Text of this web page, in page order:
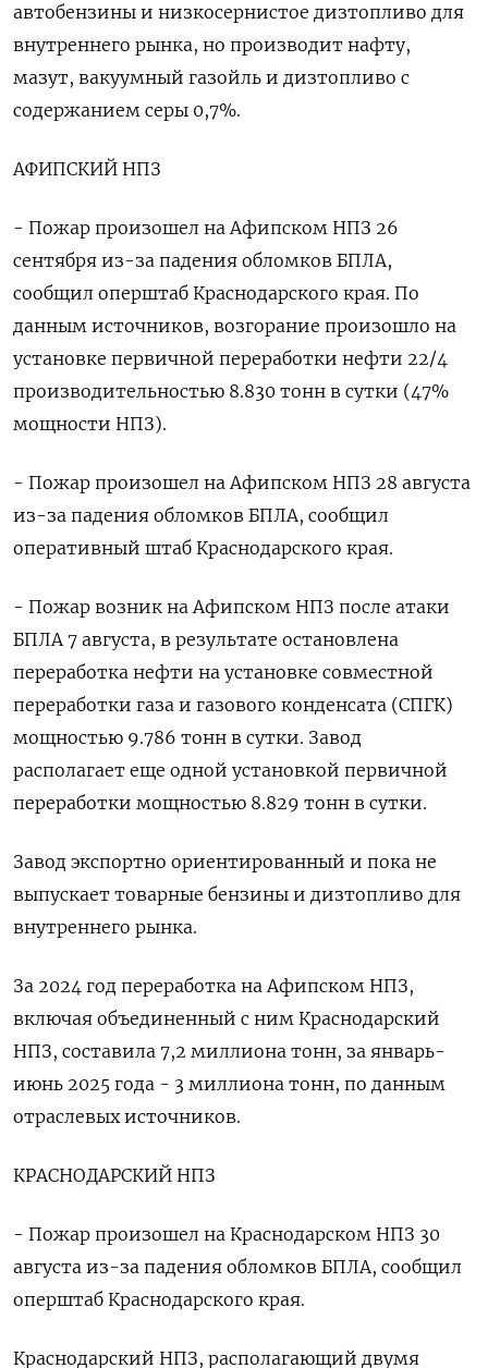
автобензины и низкосернистое дизтопливо для
внутреннего рынка, но производит нафту,
мазут, вакуумный газойль и дизтопливо с
содержанием серы 0,7%.
АФИПСКИЙ НПЗ
- Пожар произошел на Афипском НПЗ 26
сентября из-за падения обломков БПЛА,
сообщил оперштаб Краснодарского края. По
данным источников, возгорание произошло на
установке первичной переработки нефти 22/4
производительностью 8.830 тонн в сутки (47%
мощности НПЗ).
- Пожар произошел на Афипском НПЗ 28 августа
из-за падения обломков БПЛА, сообщил
оперативный штаб Краснодарского края.
- Пожар возник на Афипском НПЗ после атаки
БПЛА 7 августа, в результате остановлена
переработка нефти на установке совместной
переработки газа и газового конденсата (СПГК)
мощностью 9.786 тонн в сутки. Завод
располагает еще одной установкой первичной
переработки мощностью 8.829 тонн в ⁠сутки.
Завод экспортно ориентированный и пока не
выпускает товарные бензины и дизтопливо для
внутреннего рынка.
За 2024 год переработка на Афипском НПЗ,
включая объединенный с ним Краснодарский
НПЗ, составила 7,2 миллиона тонн, за январь-
июнь 2025 года - 3 миллиона тонн, по данным
отраслевых источников.
КРАСНОДАРСКИЙ НПЗ
- Пожар произошел на Краснодарском НПЗ 30
августа из-за падения обломков БПЛА, сообщил
оперштаб Краснодарского края.
Краснодарский НПЗ, располагающий двумя